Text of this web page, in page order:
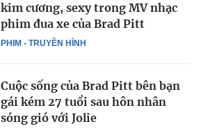
PHIM - TRUYỀN HÌNH
kim cương, sexy trong MV nhạc
phim đua xe của Brad Pitt
Cuộc sống của Brad Pitt bên bạn
gái kém 27 tuổi sau hôn nhân
sóng gió với Jolie